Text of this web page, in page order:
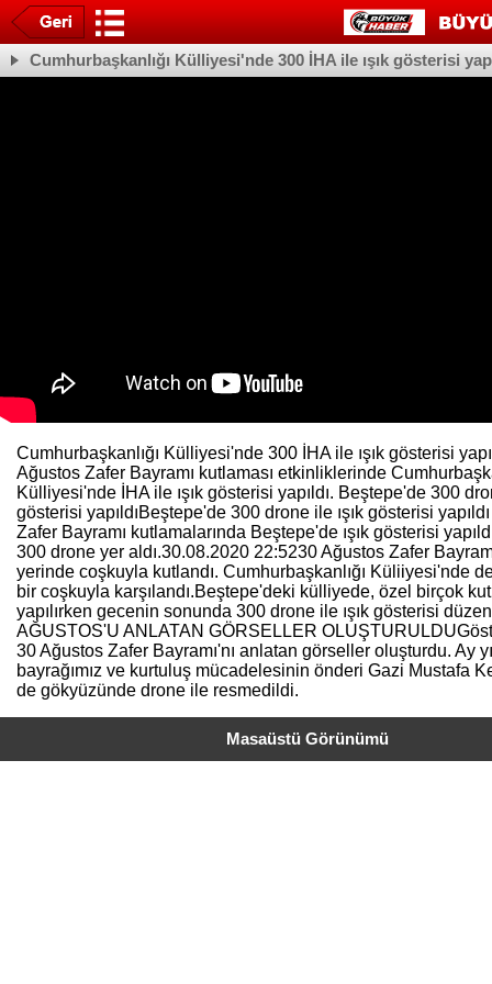
Cumhurbaşkanlığı Külliyesi'nde 300 İHA ile ışık gösterisi
Cumhurbaşkanlığı Külliyesi'nde 300 İHA ile ışık gösterisi
Ağustos Zafer Bayramı kutlaması etkinliklerinde
Külliyesi'nde İHA ile ışık gösterisi yapıldı. Beştepe'de 300
gösterisi yapıldıBeştepe'de 300 drone ile ışık gösterisi
Zafer Bayramı kutlamalarında Beştepe'de ışık gösterisi
300 drone yer aldı.30.08.2020 22:5230 Ağustos Zafer
yerinde coşkuyla kutlandı. Cumhurbaşkanlığı Küliiyesi'nde
bir coşkuyla karşılandı.Beştepe'deki külliyede, özel birçok
yapılırken gecenin sonunda 300 drone ile ışık gösterisi
AĞUSTOS'U ANLATAN GÖRSELLER
30 Ağustos Zafer Bayramı'nı anlatan görseller oluşturdu. Ay
bayrağımız ve kurtuluş mücadelesinin önderi Gazi Mustafa
de gökyüzünde drone ile resmedildi.
Masaüstü Görünümü